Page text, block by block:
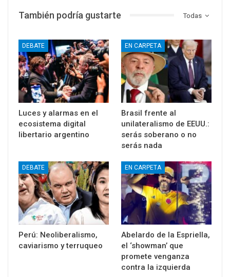
Todas
También podría gustarte
DEBATE
Luces y alarmas en el
ecosistema digital
libertario argentino
EN CARPETA
Brasil frente al
unilateralismo de EEUU.:
serás soberano o no
serás nada
DEBATE
Perú: Neoliberalismo,
caviarismo y terruqueo
EN CARPETA
Abelardo de la Espriella,
el ‘showman’ que
promete venganza
contra la izquierda